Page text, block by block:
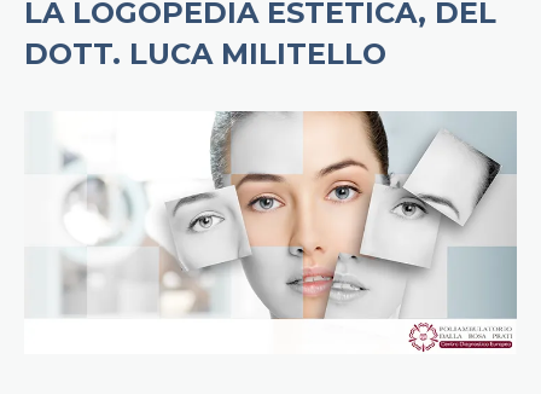
LA LOGOPEDIA ESTETICA, DEL
DOTT. LUCA MILITELLO